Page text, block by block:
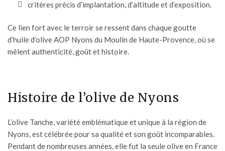
critères précis d’implantation, d’altitude et d’exposition.
Ce lien fort avec le terroir se ressent dans chaque goutte
d’huile d’olive AOP Nyons du Moulin de Haute-Provence, où se
mêlent authenticité, goût et histoire.
Histoire de l’olive de Nyons
L’olive Tanche, variété emblématique et unique à la région de
Nyons, est célébrée pour sa qualité et son goût incomparables.
Pendant de nombreuses années, elle fut la seule olive en France